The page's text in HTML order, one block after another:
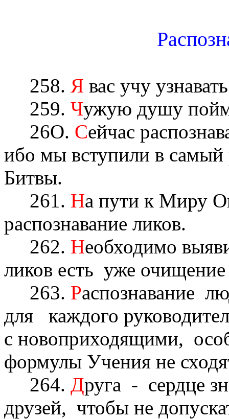
258. Я вас учу
259. Чужую душу
26О. Сейчас
ибо мы вступили в самый
Битвы.
261. На пути к Миру
распознавание ликов.
262. Необходимо
ликов есть уже очищение
263. Распознавание
для каждого
с новоприходящими,
формулы Учения не
264. Друга - сердце
друзей, чтобы не